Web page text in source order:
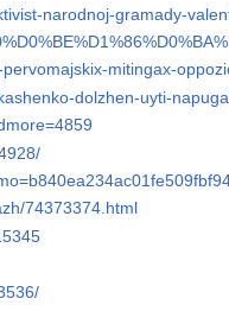
narodnoj-gramady-
mitingax-
dolzhen-uyti-
74373374.html